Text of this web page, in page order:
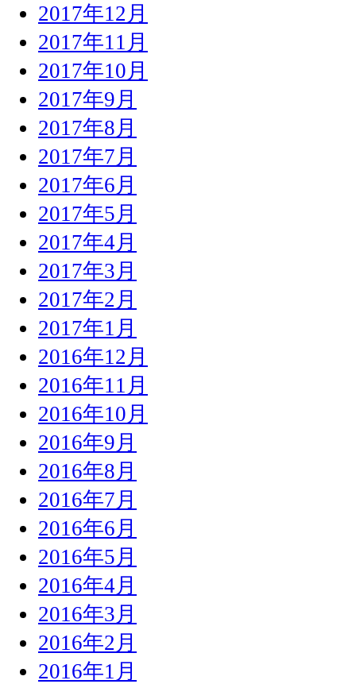
2017年12月
2017年11月
2017年10月
2017年9月
2017年8月
2017年7月
2017年6月
2017年5月
2017年4月
2017年3月
2017年2月
2017年1月
2016年12月
2016年11月
2016年10月
2016年9月
2016年8月
2016年7月
2016年6月
2016年5月
2016年4月
2016年3月
2016年2月
2016年1月